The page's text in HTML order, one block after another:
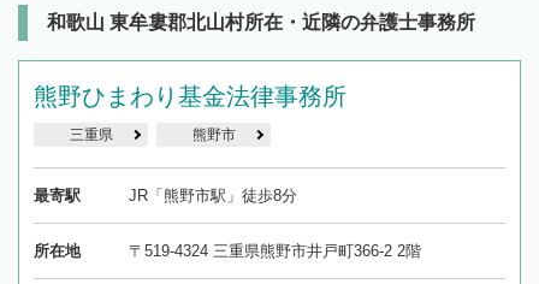
和歌山 東牟婁郡北山村所在・近隣の弁護士事務所
熊野ひまわり基金法律事務所
三重県 熊野市
最寄駅 JR「熊野市駅」徒歩8分
所在地 〒519-4324 三重県熊野市井戸町366-2 2階